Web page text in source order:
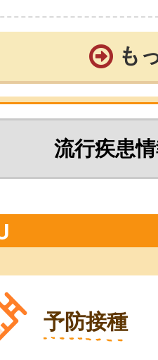
も
流行疾患
予防接種